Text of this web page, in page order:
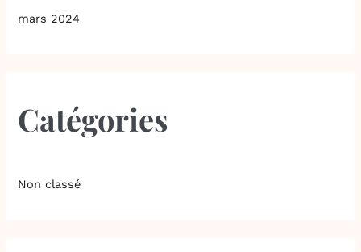
mars 2024
Catégories
Non classé